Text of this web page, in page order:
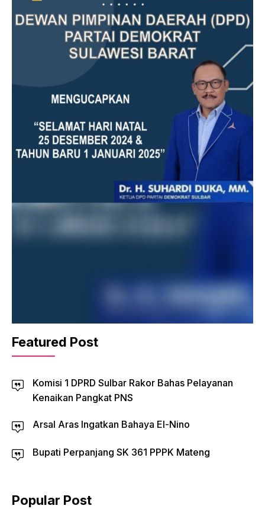
Featured Post
Komisi 1 DPRD Sulbar Rakor Bahas Pelayanan
Kenaikan Pangkat PNS
Arsal Aras Ingatkan Bahaya El-Nino
Bupati Perpanjang SK 361 PPPK Mateng
Popular Post